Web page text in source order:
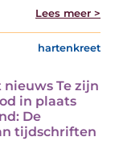
Lees meer >
hartenkreet
Te zijn
in plaats
De
tijdschriften